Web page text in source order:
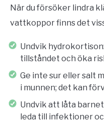
När du försöker lindra
vattkoppor finns det
Undvik
tillståndet och öka
Ge inte sur eller salt
i munnen; det kan
Undvik att låta
leda till infektioner